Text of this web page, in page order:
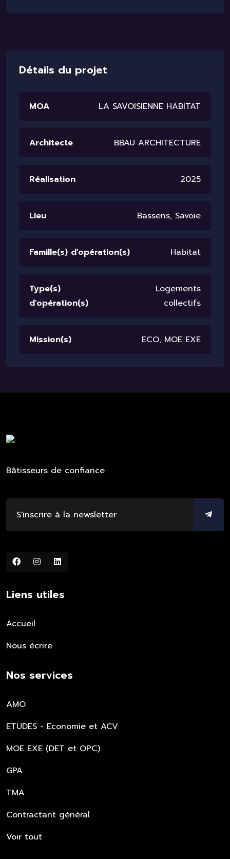
Détails du projet
MOA LA SAVOISIENNE HABITAT
Architecte BBAU ARCHITECTURE
Réalisation 2025
Lieu Bassens, Savoie
Famille(s) d'opération(s) Habitat
Type(s)
d'opération(s)
Logements
collectifs
Mission(s) ECO, MOE EXE
Bâtisseurs de confiance
Liens utiles
Accueil
Nous écrire
Nos services
AMO
ETUDES - Economie et ACV
MOE EXE (DET et OPC)
GPA
TMA
Contractant général
Voir tout